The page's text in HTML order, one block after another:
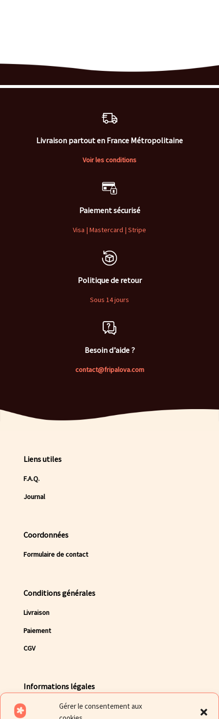
Gérer le consentement aux
Livraison partout en France Métropolitaine
Voir les conditions
Paiement sécurisé
Visa | Mastercard | Stripe
Politique de retour
Sous 14 jours
Besoin d’aide ?
contact@fripalova.com
Liens utiles
F.A.Q.
Journal
Coordonnées
Formulaire de contact
Conditions générales
Livraison
Paiement
CGV
Informations légales
Mentions légales